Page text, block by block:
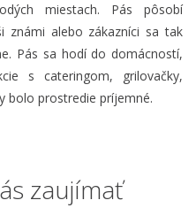
miestach. Pás pôsobí
alebo zákazníci sa tak
Pás sa hodí do domácností,
s cateringom, grilovačky,
bolo prostredie príjemné.
zaujímať